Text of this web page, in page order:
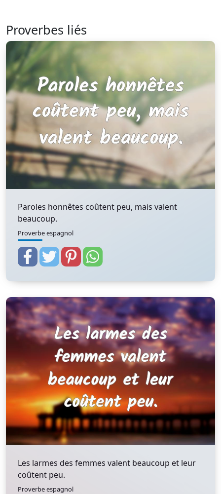
Proverbes liés
Paroles honnêtes coûtent peu, mais valent
beaucoup.
Proverbe espagnol
Les larmes des femmes valent beaucoup et leur
coûtent peu.
Proverbe espagnol